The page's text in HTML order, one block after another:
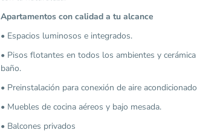
Apartamentos con calidad a tu alcance
• Espacios luminosos e integrados.
• Pisos flotantes en todos los ambientes y
baño.
• Preinstalación para conexión de aire
• Muebles de cocina aéreos y bajo mesada.
• Balcones privados